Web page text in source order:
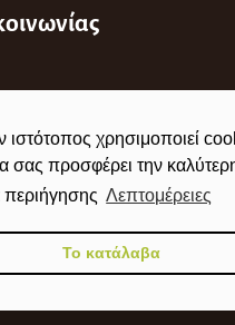
χρησιμοποιεί
σας προσφέρει την
περιήγησης Λεπτομέρειες
Το κατάλαβα